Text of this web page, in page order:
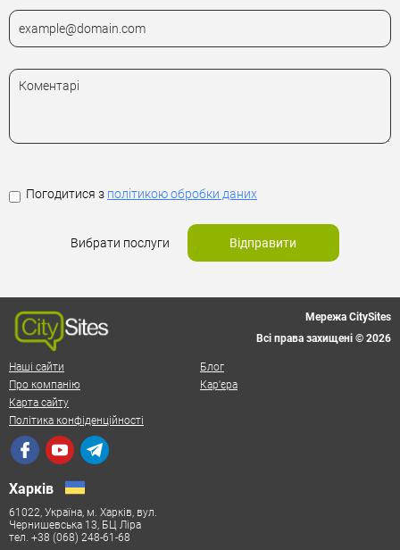
Погодитися з політикою обробки даних
Вибрати послуги Відправити
Мережа CitySites
Всі права захищені © 2026
Наші сайти
Блог
Про компанію
Кар'єра
Карта сайту
Політика конфіденційності
Харків
61022, Україна, м. Харків, вул.
Чернишевська 13, БЦ Ліра
тел. +38 (068) 248-61-68